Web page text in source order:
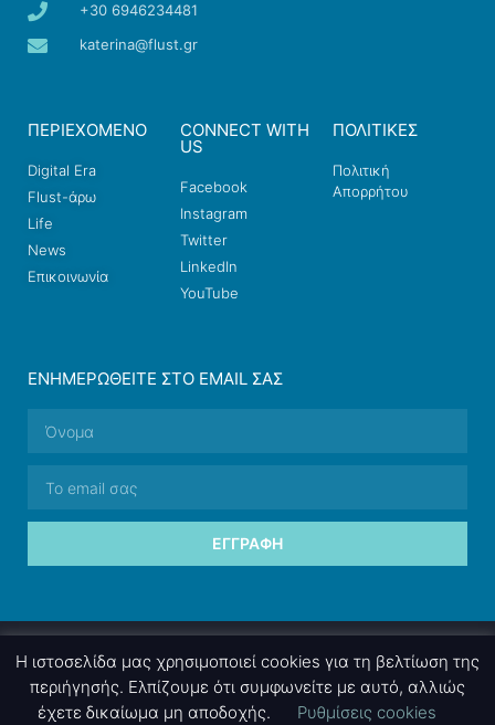
+30 6946234481
katerina@flust.gr
ΠΕΡΙΕΧΟΜΕΝΟ
Digital Era
Flust-άρω
Life
News
Επικοινωνία
CONNECT WITH
US
Facebook
Instagram
Twitter
LinkedIn
YouTube
ΠΟΛΙΤΙΚΕΣ
Πολιτική
Απορρήτου
ΕΝΗΜΕΡΩΘΕΊΤΕ ΣΤΟ EMAIL ΣΑΣ
ΕΓΓΡΑΦΉ
Η ιστοσελίδα μας χρησιμοποιεί cookies για τη βελτίωση της
περιήγησής. Ελπίζουμε ότι συμφωνείτε με αυτό, αλλιώς
έχετε δικαίωμα μη αποδοχής.
Ρυθμίσεις cookies